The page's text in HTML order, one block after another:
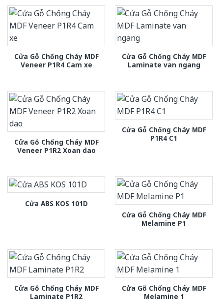
Cửa Gỗ Chống Cháy MDF
Veneer P1R4 Cam xe
Cửa Gỗ Chống Cháy MDF
Laminate van ngang
Cửa Gỗ Chống Cháy MDF
Veneer P1R2 Xoan dao
Cửa Gỗ Chống Cháy MDF
P1R4 C1
Cửa ABS KOS 101D
Cửa Gỗ Chống Cháy MDF
Melamine P1
Cửa Gỗ Chống Cháy MDF
Laminate P1R2
Cửa Gỗ Chống Cháy MDF
Melamine 1